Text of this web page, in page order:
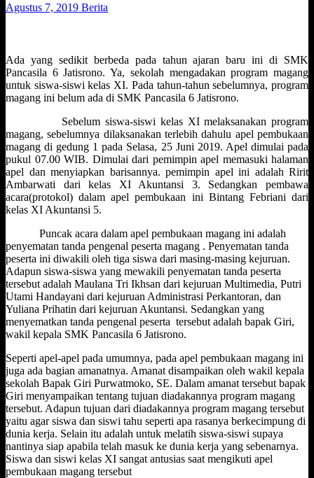
Agustus 7, 2019 Berita
Ada yang sedikit berbeda pada tahun ajaran baru ini di SMK
Pancasila 6 Jatisrono. Ya, sekolah mengadakan program magang
untuk siswa-siswi kelas XI. Pada tahun-tahun sebelumnya, program
magang ini belum ada di SMK Pancasila 6 Jatisrono.
Sebelum siswa-siswi kelas XI melaksanakan program
magang, sebelumnya dilaksanakan terlebih dahulu apel pembukaan
magang di gedung 1 pada Selasa, 25 Juni 2019. Apel dimulai pada
pukul 07.00 WIB. Dimulai dari pemimpin apel memasuki halaman
apel dan menyiapkan barisannya. pemimpin apel ini adalah Ririt
Ambarwati dari kelas XI Akuntansi 3. Sedangkan pembawa
acara(protokol) dalam apel pembukaan ini Bintang Febriani dari
kelas XI Akuntansi 5.
Puncak acara dalam apel pembukaan magang ini adalah
penyematan tanda pengenal peserta magang . Penyematan tanda
peserta ini diwakili oleh tiga siswa dari masing-masing kejuruan.
Adapun siswa-siswa yang mewakili penyematan tanda peserta
tersebut adalah Maulana Tri Ikhsan dari kejuruan Multimedia, Putri
Utami Handayani dari kejuruan Administrasi Perkantoran, dan
Yuliana Prihatin dari kejuruan Akuntansi. Sedangkan yang
menyematkan tanda pengenal peserta tersebut adalah bapak Giri,
wakil kepala SMK Pancasila 6 Jatisrono.
Seperti apel-apel pada umumnya, pada apel pembukaan magang ini
juga ada bagian amanatnya. Amanat disampaikan oleh wakil kepala
sekolah Bapak Giri Purwatmoko, SE. Dalam amanat tersebut bapak
Giri menyampaikan tentang tujuan diadakannya program magang
tersebut. Adapun tujuan dari diadakannya program magang tersebut
yaitu agar siswa dan siswi tahu seperti apa rasanya berkecimpung di
dunia kerja. Selain itu adalah untuk melatih siswa-siswi supaya
nantinya siap apabila telah masuk ke dunia kerja yang sebenarnya.
Siswa dan siswi kelas XI sangat antusias saat mengikuti apel
pembukaan magang tersebut